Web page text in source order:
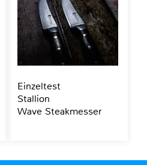
Einzeltest
Stallion
Wave Steakmesser